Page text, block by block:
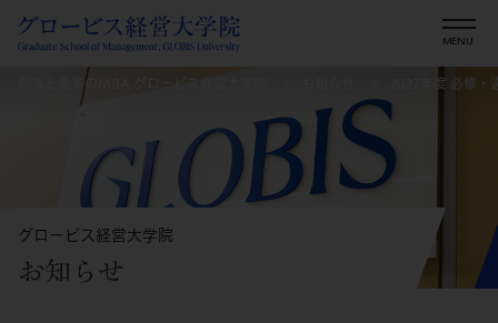
創造と変革のMBA グロービス経営大学院 2027年度 必修・
グロービス経営大学院
お知らせ